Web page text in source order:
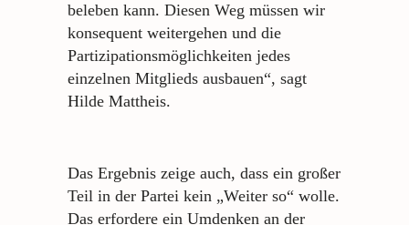
beleben kann. Diesen Weg müssen wir
konsequent weitergehen und die
Partizipationsmöglichkeiten jedes
einzelnen Mitglieds ausbauen“, sagt
Hilde Mattheis.
Das Ergebnis zeige auch, dass ein großer
Teil in der Partei kein „Weiter so“ wolle.
Das erfordere ein Umdenken an der